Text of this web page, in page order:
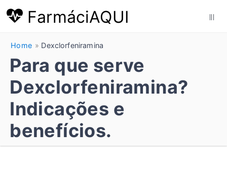
FarmáciAQUI
Home Dexclorfeniramina
Para que serve
Dexclorfeniramina?
Indicações e
benefícios.